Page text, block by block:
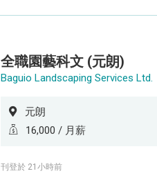
全職園藝科文 (元朗)
Baguio Landscaping Services Ltd.
元朗
16,000 / 月薪
刊登於 21小時前